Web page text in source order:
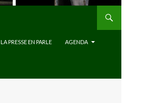
LA PRESSE EN PARLE AGENDA